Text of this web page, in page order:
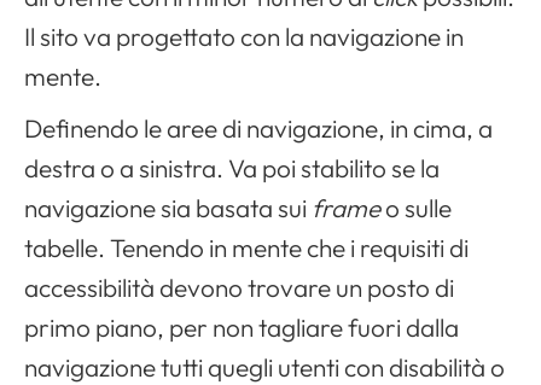
Il sito va progettato con la navigazione in
mente.
Definendo le aree di navigazione, in cima, a
destra o a sinistra. Va poi stabilito se la
navigazione sia basata sui frameo sulle
tabelle. Tenendo in mente che i requisiti di
accessibilità devono trovare un posto di
primo piano, per non tagliare fuori dalla
navigazione tutti quegli utenti con disabilità o